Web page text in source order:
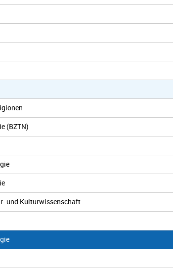
(BZTN)
und Kulturwissenschaft